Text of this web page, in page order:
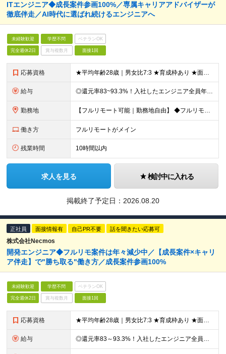
ITエンジニア◆成長案件参画100%／専属キャリアアドバイザーが
徹底伴走／AI時代に選ばれ続けるエンジニアへ
未経験歓迎 学歴不問 ベテランOK
完全週休2日 賞与複数月 面接1回
応募資格 ★平均年齢28歳｜男女比7:3 ★育成枠あり ★面接1回スピード選考 ★20代～30代活躍中 ★学歴不問 ＼日常的にAIを活用している方は大歓迎！／ ◎経験者 何らかの開発・設計構築の経験をお持ち
給与 ◎還元率83~93.3%！入社したエンジニア全員年収UP（平均160万円UP/平均月給45万円） ◎上昇還元率制・単価連動型⇒会社利益は最大10万円！残り全てを還元 ◎平均月単価は67万円 月給40
勤務地 【フルリモート可能｜勤務地自由】 ◆フルリモート多数！全国どこでも、好きな場所で働ける ◆UIターン歓迎！転勤なし ◆リモートワーク／出社も自由に選べる 【本社】 〒155-0032 東京都世田谷区
働き方 フルリモートがメイン
残業時間 10時間以内
求人を見る 検討中に入れる
掲載終了予定日： 2026.08.20
正社員 面接情報有 自己PR不要 話を聞きたい応募可
株式会社Necmos
開発エンジニア◆フルリモ案件は年々減少中／【成長案件×キャリ
ア伴走】で"勝ち取る"働き方／成長案件参画100%
未経験歓迎 学歴不問 ベテランOK
完全週休2日 賞与複数月 面接1回
応募資格 ★平均年齢28歳｜男女比7:3 ★育成枠あり ★面接1回スピード選考 ★20代～30代活躍中 ★学歴不問 【応募条件】 ◎経験者 何らかの開発・設計構築の経験をお持ちの方 └言語・業界・ジャンル不問
給与 ◎還元率83～93.3%！入社したエンジニア全員年収UP（平均160万円UP/平均月給45万円） ◎上昇還元率制・単価連動型⇒会社利益は最大10万円！残り全てを還元 ◎平均月単価は67万円 月給40